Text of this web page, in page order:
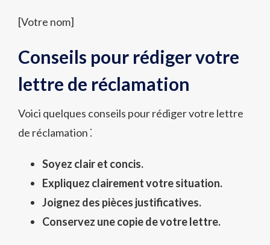
[Votre nom]
Conseils pour rédiger votre
lettre de réclamation
Voici quelques conseils pour rédiger votre lettre
de réclamation ⁚
Soyez clair et concis.
Expliquez clairement votre situation.
Joignez des pièces justificatives.
Conservez une copie de votre lettre.